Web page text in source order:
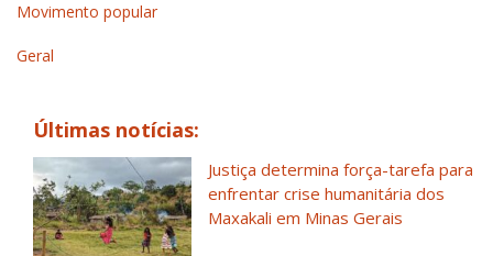
Movimento popular
Geral
Últimas notícias:
Justiça determina força-tarefa para
enfrentar crise humanitária dos
Maxakali em Minas Gerais